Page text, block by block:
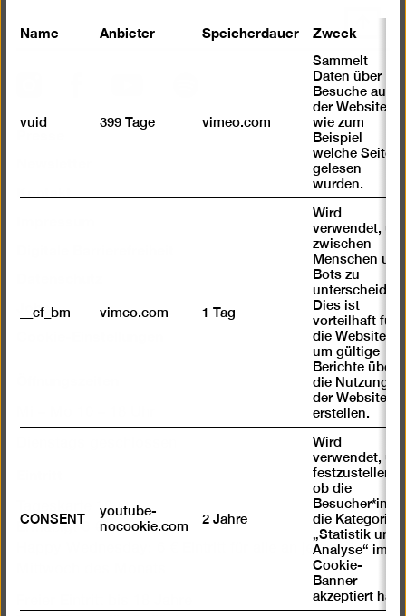
Nach
oben
Presse
Kontakt
Jobs
Tageskarte 10 €
Ermäßigt 6 €
Happy Wednesday: 6 € Eintritt für alle an jedem 1.
Name Anbieter Speicherdauer Zweck
vuid 399 Tage vimeo.com
Sammelt
Daten über
Besuche auf
der Website,
wie zum
Beispiel
welche Seiten
gelesen
wurden.
__cf_bm vimeo.com 1 Tag
Wird
verwendet, um
zwischen
Menschen und
Bots zu
unterscheiden.
Dies ist
vorteilhaft für
die Website,
um gültige
Berichte über
die Nutzung
der Website zu
erstellen.
CONSENT
youtube-
nocookie.com
2 Jahre
Wird
verwendet, um
festzustellen ,
ob die
Besucher*in
die Kategorie
„Statistik und
Analyse“ im
Cookie-
Banner
akzeptiert hat